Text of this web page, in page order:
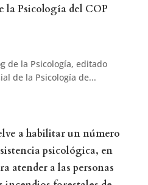
la Psicología del COP
de la Psicología, editado
de la Psicología de...
a habilitar un número
psicológica, en
atender a las personas